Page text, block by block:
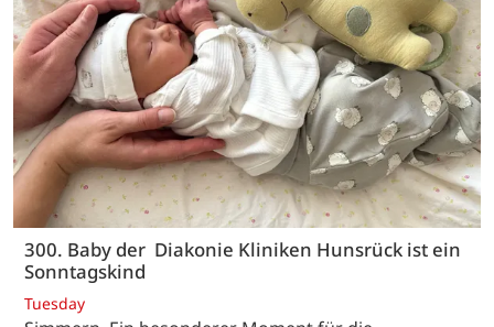
300. Baby der Diakonie Kliniken Hunsrück ist ein
Sonntagskind
Tuesday